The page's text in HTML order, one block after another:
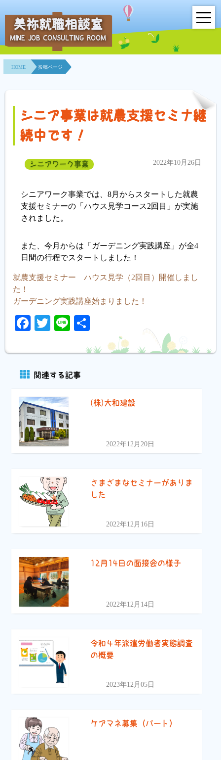
HOME
事業所紹介
相談室とは？
地域連携事業
求人情報検索
各種セミナー
履歴書ジェネレーター
美祢就職相談室
MINE JOB CONSULTING ROOM
HOME 投稿ページ
シニア事業は就農支援セミナ継
続中です！
シニアワーク事業 2022年10月26日
シニアワーク事業では、8月からスタートした就農
支援セミナーの「ハウス見学コース2回目」が実施
されました。
また、今月からは「ガーデニング実践講座」が全4
日間の行程でスタートしました！
就農支援セミナー ハウス見学（2回目）開催しまし
た！
ガーデニング実践講座始まりました！
Facebook
Twitter
Line
関連する記事
(株)大和建設
2022年12月20日
さまざまなセミナーがありま
した
2022年12月16日
12月14日の面接会の様子
2022年12月14日
令和４年派遣労働者実態調査
の概要
2023年12月05日
ケアマネ募集（パート）